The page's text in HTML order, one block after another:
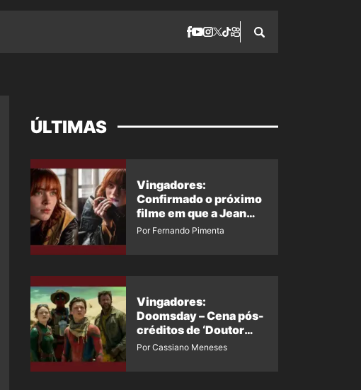
ÚLTIMAS
Vingadores:
Confirmado o próximo
filme em que a Jean
Grey irá aparecer
Por Fernando Pimenta
Vingadores:
Doomsday – Cena pós-
créditos de ‘Doutor
Destino’ é revelada
Por Cassiano Meneses